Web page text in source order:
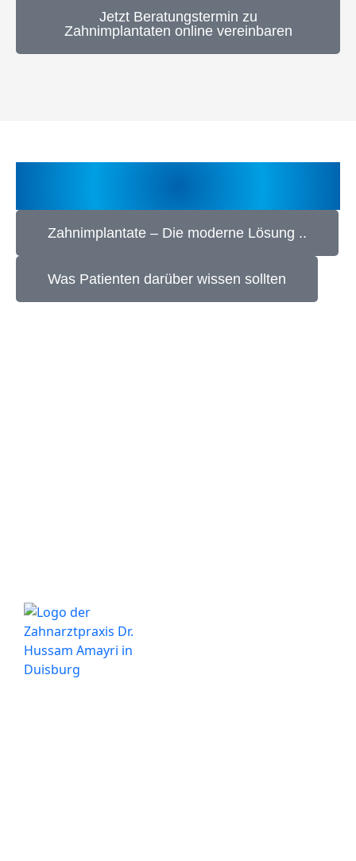
Jetzt Beratungstermin zu
Zahnimplantaten online vereinbaren
Zahnimplantate – Die moderne Lösung ..
Was Patienten darüber wissen sollten